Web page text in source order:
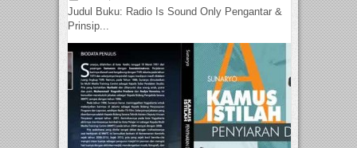
Judul Buku: Radio Is Sound Only Pengantar &
Prinsip...